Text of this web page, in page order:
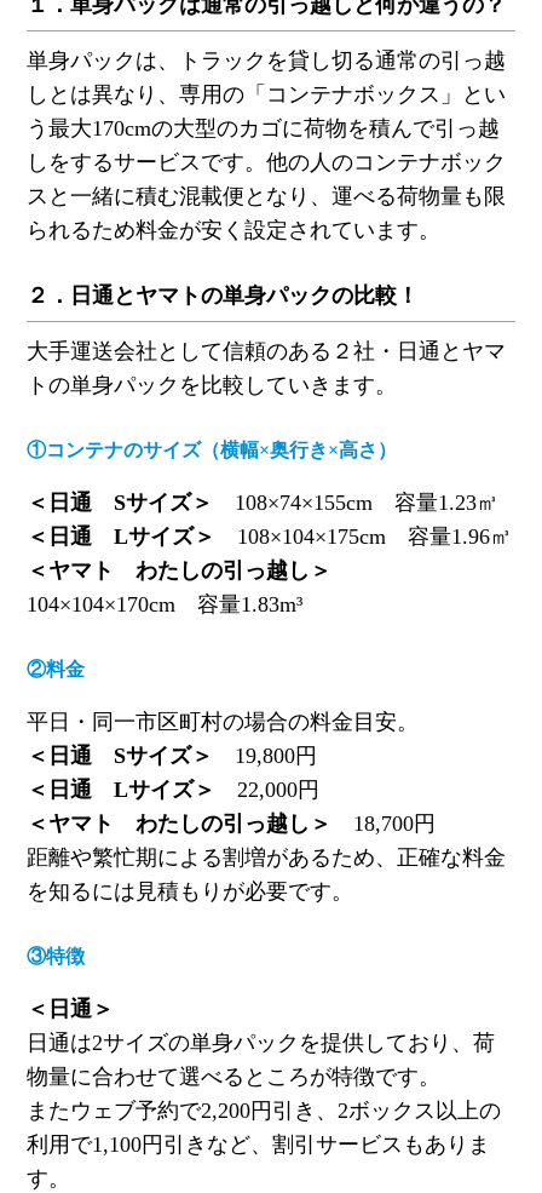
１．単身パックは通常の引っ越しと何が違うの？
単身パックは、トラックを貸し切る通常の引っ越
しとは異なり、専用の「コンテナボックス」とい
う最大170cmの大型のカゴに荷物を積んで引っ越
しをするサービスです。他の人のコンテナボック
ス と 一緒に積む混載便となり、運べる荷物量も限
られるため料金が安く設定されています。
２．日通とヤマトの単身パックの比較！
大手運送会社として信頼のある２社 ・日通とヤマ
トの単身パックを比較していきます。
①コンテナのサイズ（横幅×奥行き×高さ）
＜日通 Sサイズ＞ 108×74×155cm容量1.23㎥
＜日通 Lサイズ＞ 108×104×175cm容量1.96㎥
＜ヤマト わたしの引っ越し＞
104×104×170cm容量1.83m³
②料金
平日 ・同一市区町村の場合の料金目安。
＜日通 Sサイズ＞ 19,800円
＜日通 Lサイズ＞ 22,000円
＜ヤマト わたしの引っ越し＞
18,700円
距離や繁忙期による割増があるため、正確な料金
を知るには見積もりが必要です。
③特徴
＜日通＞
日通は2サイズの単身パックを提供しており、荷
物量に合わせて選べるところが特徴です。
またウェブ予約で2,200円引き、 2ボックス以上の
利用で1,100円引きなど、割引サービスもありま
す。